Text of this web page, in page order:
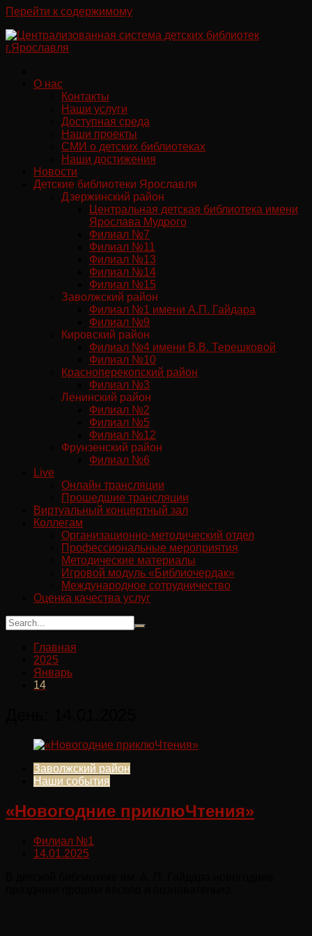
Перейти к содержимому
О нас
Контакты
Наши услуги
Доступная среда
Наши проекты
СМИ о детских библиотеках
Наши достижения
Новости
Детские библиотеки Ярославля
Дзержинский район
Центральная детская библиотека имени
Ярослава Мудрого
Филиал №7
Филиал №11
Филиал №13
Филиал №14
Филиал №15
Заволжский район
Филиал №1 имени А.П. Гайдара
Филиал №9
Кировский район
Филиал №4 имени В.В. Терешковой
Филиал №10
Красноперекопский район
Филиал №3
Ленинский район
Филиал №2
Филиал №5
Филиал №12
Фрунзенский район
Филиал №6
Live
Онлайн трансляции
Прошедшие трансляции
Виртуальный концертный зал
Коллегам
Организационно-методический отдел
Профессиональные мероприятия
Методические материалы
Игровой модуль «Библиочердак»
Международное сотрудничество
Оценка качества услуг
Главная
2025
Январь
14
Заволжский район
Наши события
«Новогодние приклюЧтения»
Филиал №1
14.01.2025